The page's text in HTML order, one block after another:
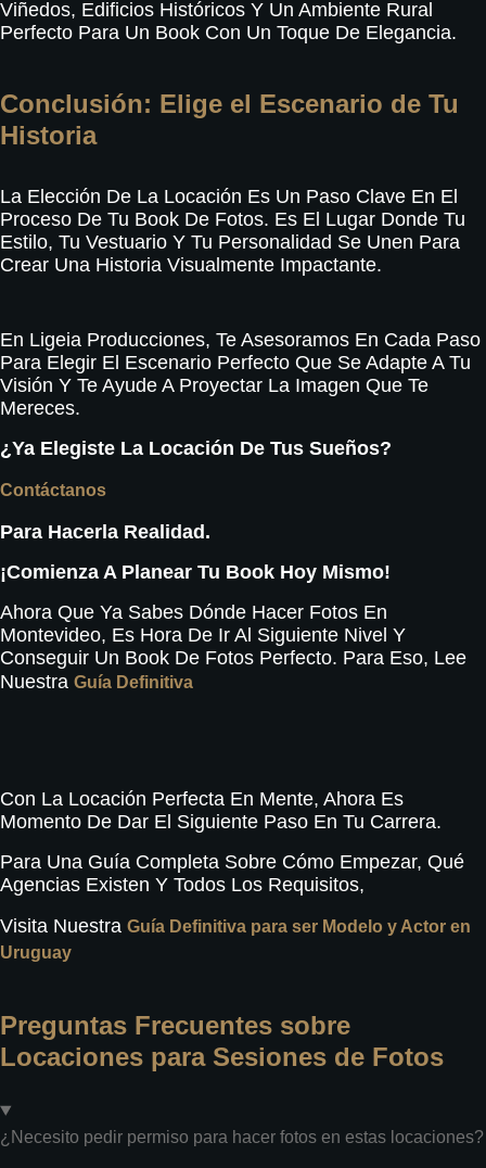
Viñedos, Edificios Históricos Y Un Ambiente Rural
Perfecto Para Un Book Con Un Toque De Elegancia.
Conclusión: Elige el Escenario de Tu
Historia
La Elección De La Locación Es Un Paso Clave En El
Proceso De Tu Book De Fotos. Es El Lugar Donde Tu
Estilo, Tu Vestuario Y Tu Personalidad Se Unen Para
Crear Una Historia Visualmente Impactante.
En Ligeia Producciones, Te Asesoramos En Cada Paso
Para Elegir El Escenario Perfecto Que Se Adapte A Tu
Visión Y Te Ayude A Proyectar La Imagen Que Te
Mereces.
¿Ya Elegiste La Locación De Tus Sueños?
Contáctanos
Para Hacerla Realidad.
¡Comienza A Planear Tu Book Hoy Mismo!
Ahora Que Ya Sabes Dónde Hacer Fotos En
Montevideo, Es Hora De Ir Al Siguiente Nivel Y
Conseguir Un Book De Fotos Perfecto. Para Eso, Lee
Nuestra Guía Definitiva
Con La Locación Perfecta En Mente, Ahora Es
Momento De Dar El Siguiente Paso En Tu Carrera.
Para Una Guía Completa Sobre Cómo Empezar, Qué
Agencias Existen Y Todos Los Requisitos,
Visita Nuestra Guía Definitiva para ser Modelo y Actor en
Uruguay
Preguntas Frecuentes sobre
Locaciones para Sesiones de Fotos
¿Necesito pedir permiso para hacer fotos en estas locaciones?